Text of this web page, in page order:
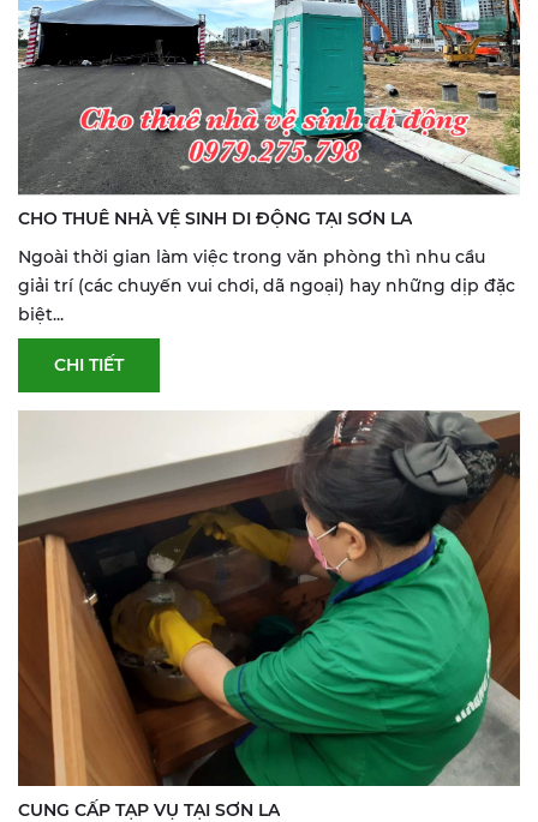
CHO THUÊ NHÀ VỆ SINH DI ĐỘNG TẠI SƠN LA
Ngoài thời gian làm việc trong văn phòng thì nhu cầu
giải trí (các chuyến vui chơi, dã ngoại) hay những dịp đặc
biệt...
CHI TIẾT
CUNG CẤP TẠP VỤ TẠI SƠN LA